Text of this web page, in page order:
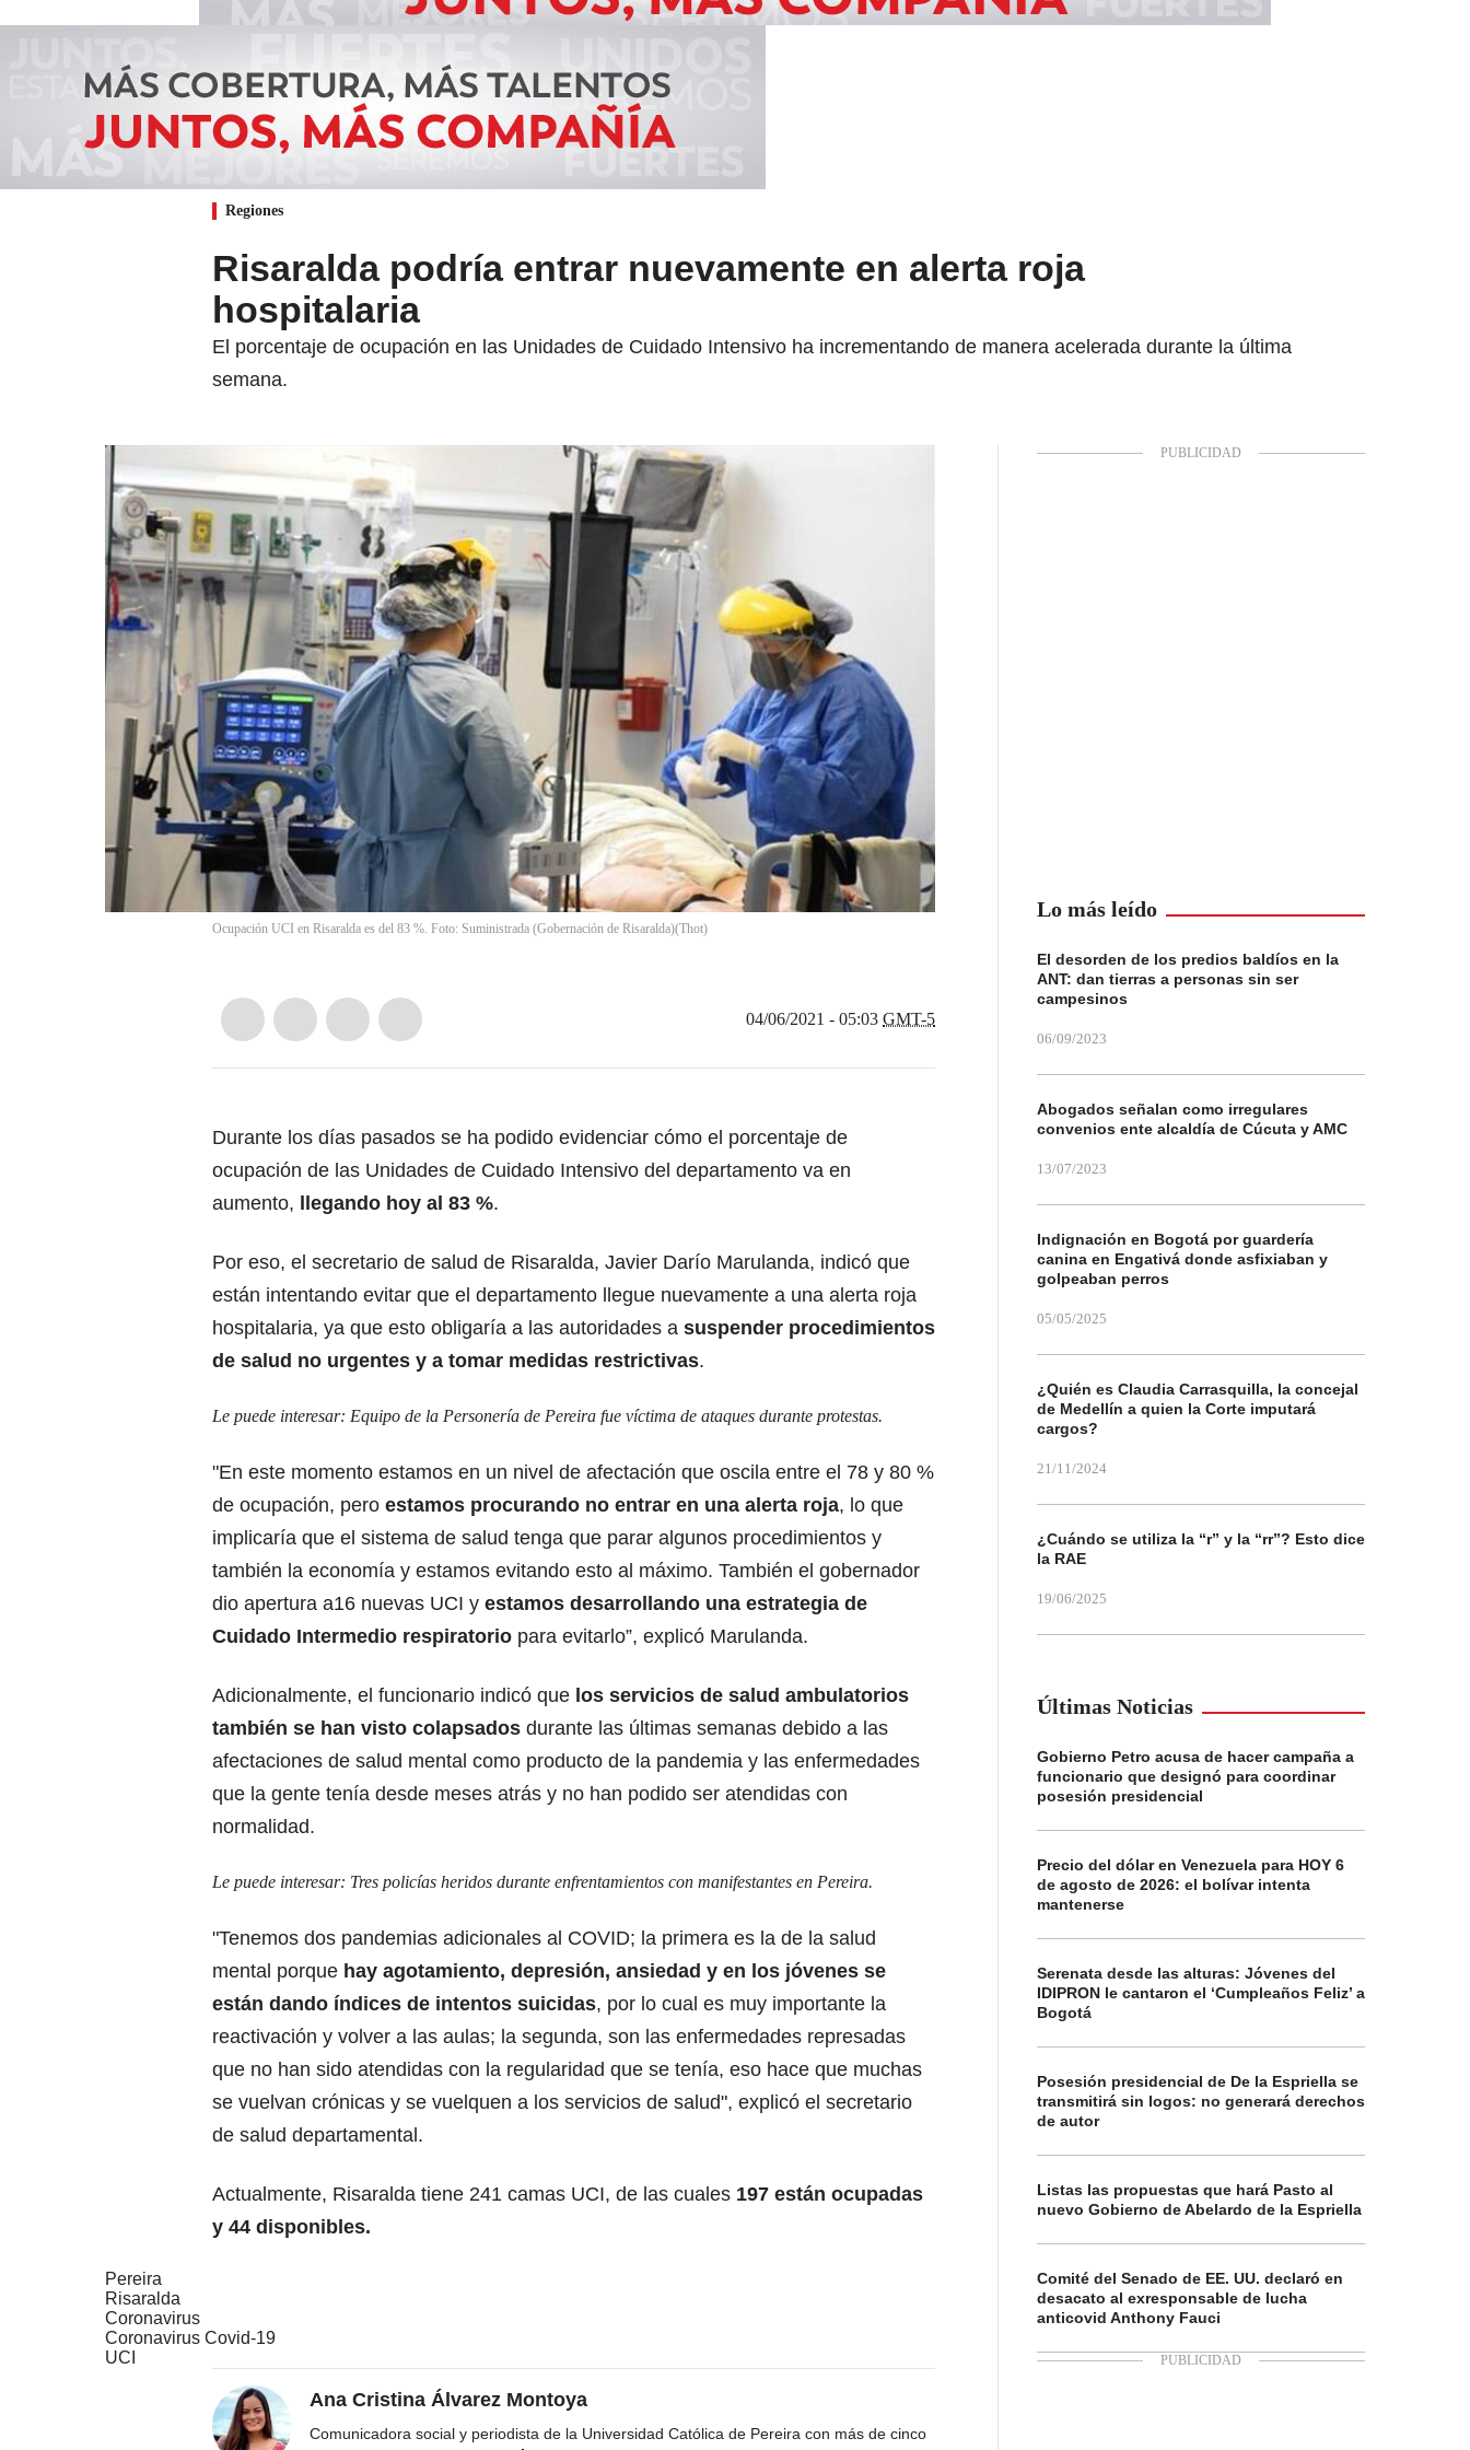
Regiones
Risaralda podría entrar nuevamente en alerta roja
hospitalaria
El porcentaje de ocupación en las Unidades de Cuidado Intensivo ha incrementando de manera acelerada durante la última
semana.
Ocupación UCI en Risaralda es del 83 %. Foto: Suministrada (Gobernación de Risaralda)(Thot)
04/06/2021 - 05:03 GMT-5
Durante los días pasados se ha podido evidenciar cómo el porcentaje de
ocupación de las Unidades de Cuidado Intensivo del departamento va en
aumento, llegando hoy al 83 %.
Por eso, el secretario de salud de Risaralda, Javier Darío Marulanda, indicó que
están intentando evitar que el departamento llegue nuevamente a una alerta roja
hospitalaria, ya que esto obligaría a las autoridades a suspender procedimientos
de salud no urgentes y a tomar medidas restrictivas.
Le puede interesar: Equipo de la Personería de Pereira fue víctima de ataques durante protestas.
"En este momento estamos en un nivel de afectación que oscila entre el 78 y 80 %
de ocupación, pero estamos procurando no entrar en una alerta roja, lo que
implicaría que el sistema de salud tenga que parar algunos procedimientos y
también la economía y estamos evitando esto al máximo. También el gobernador
dio apertura a16 nuevas UCI y estamos desarrollando una estrategia de
Cuidado Intermedio respiratorio para evitarlo”, explicó Marulanda.
Adicionalmente, el funcionario indicó que los servicios de salud ambulatorios
también se han visto colapsados durante las últimas semanas debido a las
afectaciones de salud mental como producto de la pandemia y las enfermedades
que la gente tenía desde meses atrás y no han podido ser atendidas con
normalidad.
Le puede interesar: Tres policías heridos durante enfrentamientos con manifestantes en Pereira.
"Tenemos dos pandemias adicionales al COVID; la primera es la de la salud
mental porque hay agotamiento, depresión, ansiedad y en los jóvenes se
están dando índices de intentos suicidas, por lo cual es muy importante la
reactivación y volver a las aulas; la segunda, son las enfermedades represadas
que no han sido atendidas con la regularidad que se tenía, eso hace que muchas
se vuelvan crónicas y se vuelquen a los servicios de salud", explicó el secretario
de salud departamental.
Actualmente, Risaralda tiene 241 camas UCI, de las cuales 197 están ocupadas
y 44 disponibles.
Pereira
Risaralda
Coronavirus
Coronavirus Covid-19
UCI
Ana Cristina Álvarez Montoya
Comunicadora social y periodista de la Universidad Católica de Pereira con más de cinco
Lo más leído
El desorden de los predios baldíos en la
ANT: dan tierras a personas sin ser
campesinos
06/09/2023
Abogados señalan como irregulares
convenios ente alcaldía de Cúcuta y AMC
13/07/2023
Indignación en Bogotá por guardería
canina en Engativá donde asfixiaban y
golpeaban perros
05/05/2025
¿Quién es Claudia Carrasquilla, la concejal
de Medellín a quien la Corte imputará
cargos?
21/11/2024
¿Cuándo se utiliza la “r” y la “rr”? Esto dice
la RAE
19/06/2025
Últimas Noticias
Gobierno Petro acusa de hacer campaña a
funcionario que designó para coordinar
posesión presidencial
Precio del dólar en Venezuela para HOY 6
de agosto de 2026: el bolívar intenta
mantenerse
Serenata desde las alturas: Jóvenes del
IDIPRON le cantaron el ‘Cumpleaños Feliz’ a
Bogotá
Posesión presidencial de De la Espriella se
transmitirá sin logos: no generará derechos
de autor
Listas las propuestas que hará Pasto al
nuevo Gobierno de Abelardo de la Espriella
Comité del Senado de EE. UU. declaró en
desacato al exresponsable de lucha
anticovid Anthony Fauci